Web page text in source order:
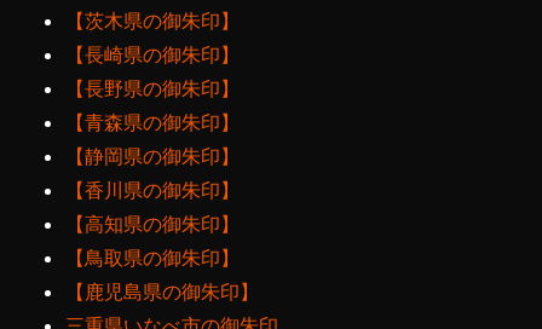
【茨木県の御朱印】
【長崎県の御朱印】
【長野県の御朱印】
【青森県の御朱印】
【静岡県の御朱印】
【香川県の御朱印】
【高知県の御朱印】
【鳥取県の御朱印】
【鹿児島県の御朱印】